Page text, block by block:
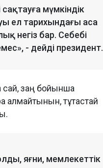
сақтауға мүмкіндік
ел тарихындағы аса
негіз бар. Себебі
- дейді президент.
сай, заң бойынша
алмайтынын, тұтастай
яғни, мемлекеттік